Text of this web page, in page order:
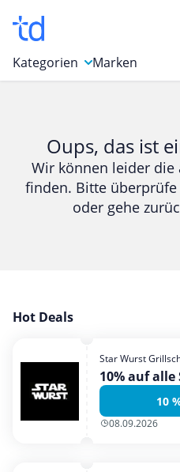
Kategorien
Bücher & Magazine
Computer & Elektronik
Entertainment & Media
Garten, Haushalt & Tiere
Mobilfunk & Internet
Mode & Accessoires
Shopping
Marken
Oups, das ist
Wir können leider die
finden. Bitte
oder gehe
Hot Deals
Star Wurst
10% auf alle
10
08.09.2026